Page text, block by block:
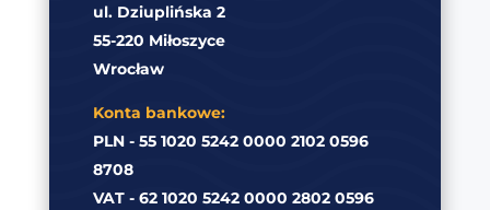
ul. Dziuplińska 2
55-220 Miłoszyce
Wrocław
Konta bankowe:
PLN - 55 1020 5242 0000 2102 0596
8708
VAT - 62 1020 5242 0000 2802 0596